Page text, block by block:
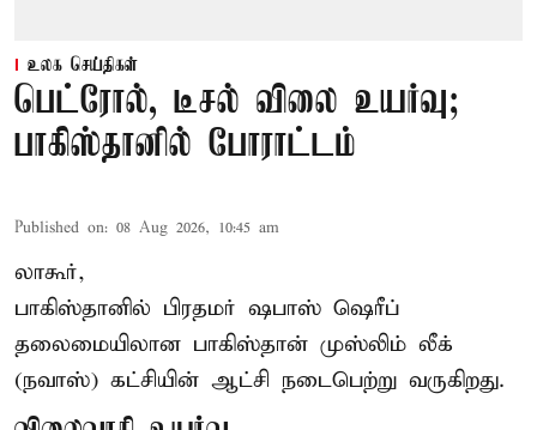
உலக செய்திகள்
பெட்ரோல், டீசல் விலை உயர்வு;
பாகிஸ்தானில் போராட்டம்
Published on: 08 Aug 2026, 10:45 am
லாகூர்,
பாகிஸ்தானில் பிரதமர் ஷபாஸ் ஷெரீப்
தலைமையிலான பாகிஸ்தான் முஸ்லிம் லீக்
(நவாஸ்) கட்சியின் ஆட்சி நடைபெற்று வருகிறது.